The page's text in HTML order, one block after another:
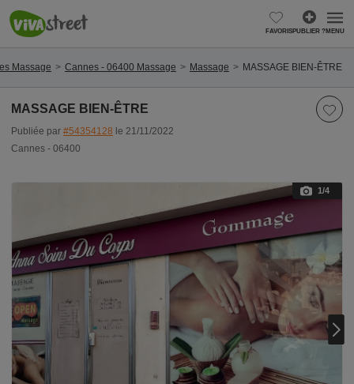
FAVORISPUBLIER ?MENU
Massage Cannes - 06400 Massage Massage MASSAGE BIEN-ÊTRE
MASSAGE BIEN-ÊTRE
Publiée par #54354128 le 21/11/2022
Cannes - 06400
1/4